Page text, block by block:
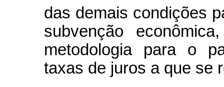
das demais condições
subvenção
metodologia para o
taxas de juros a que se